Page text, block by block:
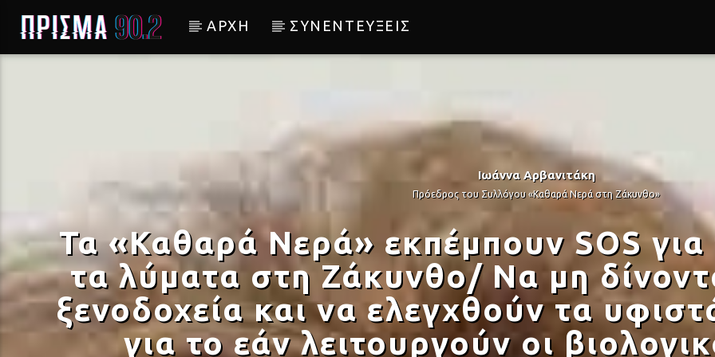
ΑΡΧΗ ΣΥΝΕΝΤΕΥΞΕΙΣ
Ιωάννα Αρβανιτάκη
Πρόεδρος του Συλλόγου «Καθαρά Νερά στη Ζάκυνθο»
Τα «Καθαρά Νερά» εκπέμπουν SOS
τα λύματα στη Ζάκυνθο/ Να μη
ξενοδοχεία και να ελεγχθούν τα
για το εάν λειτουργούν οι